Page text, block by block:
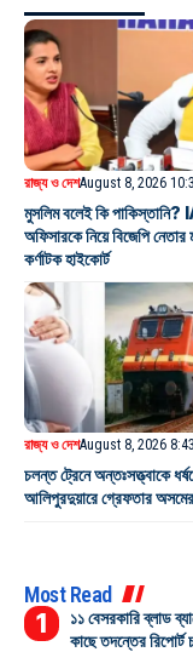
রাজ্য ও দেশAugust 8, 2026
মুসলিম বলেই কি পাকিস্তানি?
অফিসারকে নিয়ে বিজেপি নেতার
কর্ণাটক হাইকোর্ট
রাজ্য ও দেশAugust 8, 2026
চলন্ত ট্রেনে অন্তঃসত্ত্বাকে
আলিপুরদুয়ারে গ্রেফতার
Most Read
১১ বেসরকারি ব্লাড
কাছে তদন্তের রিপোর্ট